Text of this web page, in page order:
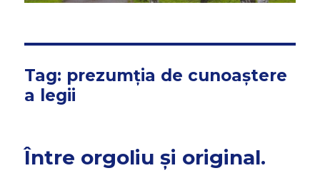
Tag: prezumția de cunoaștere
a legii
Între orgoliu și original.